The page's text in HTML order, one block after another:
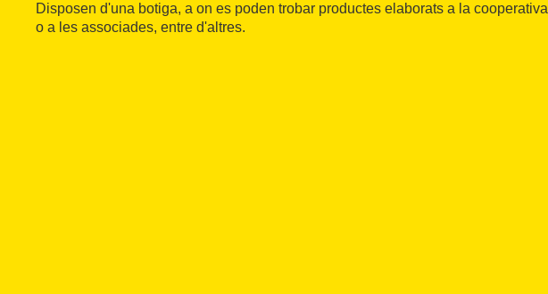
Disposen d'una botiga, a on es poden trobar productes elaborats a la cooperativa
o a les associades, entre d'altres.